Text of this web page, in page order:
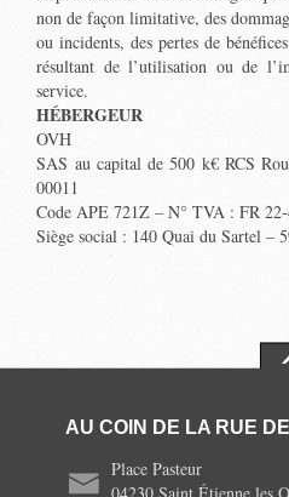
non de façon limitative, des
ou incidents, des pertes de
résultant de l’utilisation ou de
service.
HÉBERGEUR
OVH
SAS au capital de 500 k€ RCS
00011
Code APE 721Z – N° TVA : FR
Siège social : 140 Quai du Sartel –
AU COIN DE LA RUE
Place Pasteur
04230 Saint Étienne les